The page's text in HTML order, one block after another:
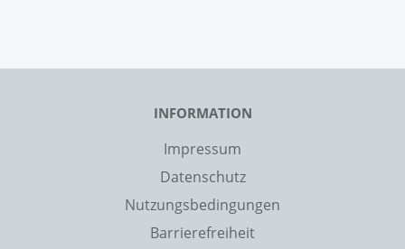
INFORMATION
Impressum
Datenschutz
Nutzungsbedingungen
Barrierefreiheit